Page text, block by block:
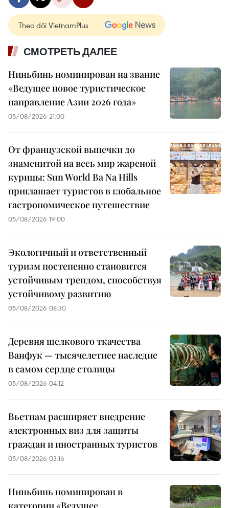
Theo dõi VietnamPlus
СМОТРЕТЬ ДАЛЕЕ
Ниньбинь номинирован на звание
«Ведущее новое туристическое
направление Азии 2026 года»
05/08/2026 21:00
От французской выпечки до
знаменитой на весь мир жареной
курицы: Sun World Ba Na Hills
приглашает туристов в глобальное
гастрономическое путешествие
05/08/2026 19:00
Экологичный и ответственный
туризм постепенно становится
устойчивым трендом, способствуя
устойчивому развитию
05/08/2026 08:30
Деревня шелкового ткачества
Ванфук — тысячелетнее наследие
в самом сердце столицы
05/08/2026 04:12
Вьетнам расширяет внедрение
электронных виз для защиты
граждан и иностранных туристов
05/08/2026 03:16
Ниньбинь номинирован в
категории «Ведущее